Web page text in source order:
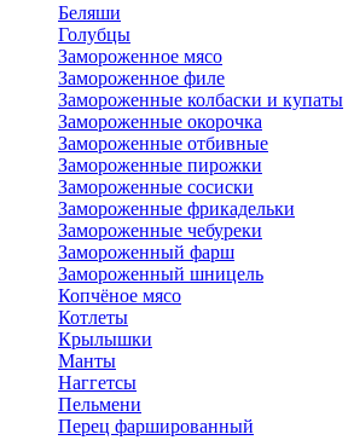
Беляши
Голубцы
Замороженное мясо
Замороженное филе
Замороженные колбаски и купаты
Замороженные окорочка
Замороженные отбивные
Замороженные пирожки
Замороженные сосиски
Замороженные фрикадельки
Замороженные чебуреки
Замороженный фарш
Замороженный шницель
Копчёное мясо
Котлеты
Крылышки
Манты
Наггетсы
Пельмени
Перец фаршированный